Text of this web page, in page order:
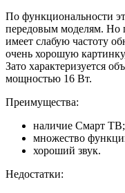
По функциональности
передовым моделям. Но
имеет слабую частоту
очень хорошую
Зато характеризуется
мощностью 16 Вт.
Преимущества:
наличие Смарт ТВ;
множество
хороший звук.
Недостатки: